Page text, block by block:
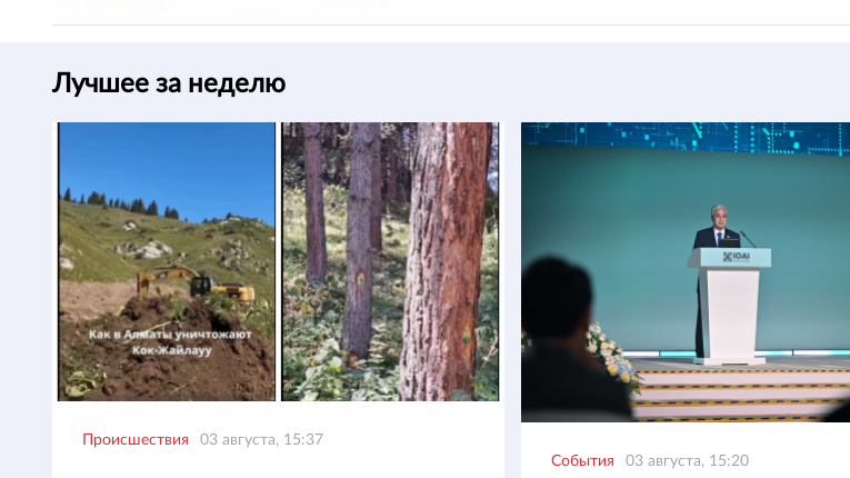
Лучшее за неделю
Происшествия 03 августа, 15:37
События 03 августа, 15:20